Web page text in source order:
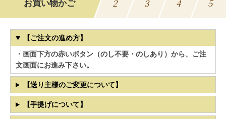
お買い物かご
2
3
4
5
【ご注文の進め方】
・画面下方の赤いボタン（のし不要・のしあり）から、ご注
文画面にお進み下さい。
【送り主様のご変更について】
【手提げについて】